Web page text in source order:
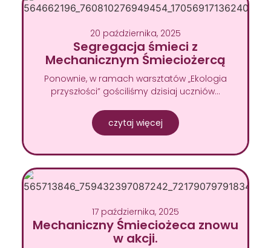
20 października, 2025
Segregacja śmieci z
Mechanicznym Śmieciożercą
Ponownie, w ramach warsztatów „Ekologia
przyszłości” gościliśmy dzisiaj uczniów…
czytaj więcej
17 października, 2025
Mechaniczny Śmieciożeca znowu
w akcji.